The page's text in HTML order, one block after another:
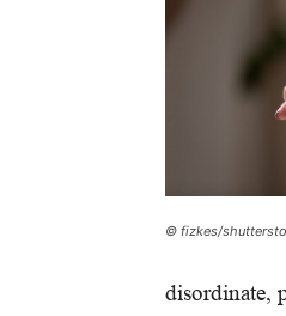
© fizkes/
disordinate,